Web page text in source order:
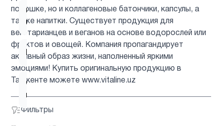
порошке, но и коллагеновые батончики, капсулы, а
также напитки. Существует продукция для
вегетарианцев и веганов на основе водорослей или
фруктов и овощей. Компания пропагандирует
активный образ жизни, наполненный яркими
эмоциями! Купить оригинальную продукцию в
Ташкенте можете www.vitaline.uz
Фильтры
ногти и
волосы
Пожилым
Спорт
питание